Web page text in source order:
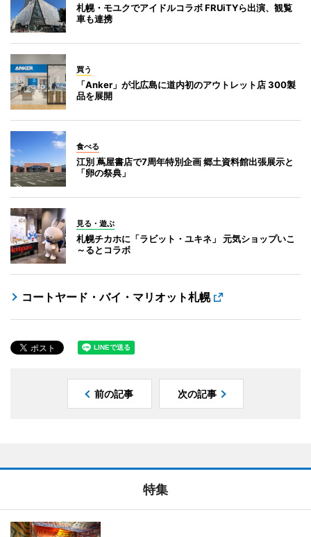
札幌・モユクでアイドルコラボ FRUiTYら出演、観覧
車も連携
買う
「Anker」が北広島に道内初のアウトレット店 300製
品を展開
食べる
江別 蔦屋書店で7周年特別企画 郷土資料館出張展示と
「卵の祭典」
見る・遊ぶ
札幌チカホに「ラビット・ユキネ」 元気ショップいこ
～るとコラボ
コートヤード・バイ・マリオット札幌
前の記事 次の記事
特集